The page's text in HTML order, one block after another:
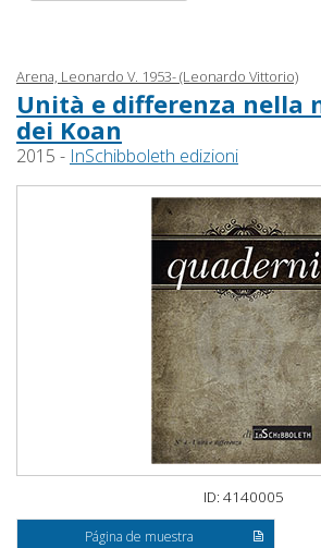
Arena, Leonardo V. 1953- (Leonardo Vittorio)
Unità e differenza nella
dei Koan
2015 - InSchibboleth edizioni
ID: 4140005
Página de muestra